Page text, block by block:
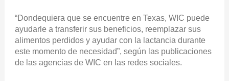
“Dondequiera que se encuentre en Texas, WIC puede
ayudarle a transferir sus beneficios, reemplazar sus
alimentos perdidos y ayudar con la lactancia durante
este momento de necesidad”, según las publicaciones
de las agencias de WIC en las redes sociales.